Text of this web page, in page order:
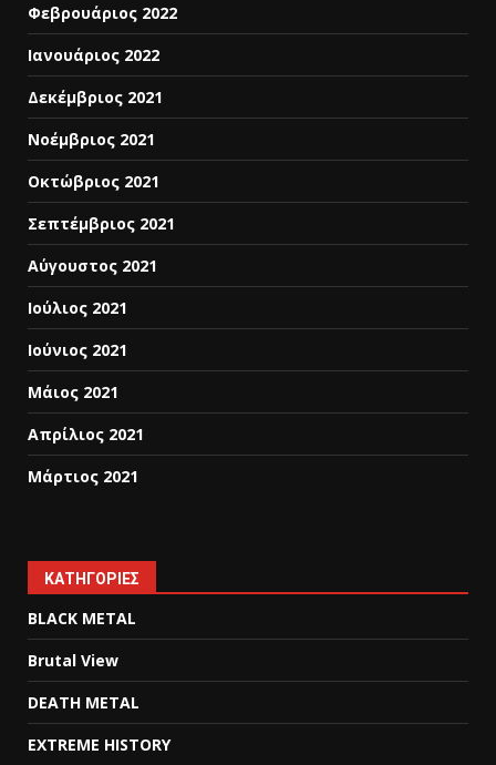
Φεβρουάριος 2022
Ιανουάριος 2022
Δεκέμβριος 2021
Νοέμβριος 2021
Οκτώβριος 2021
Σεπτέμβριος 2021
Αύγουστος 2021
Ιούλιος 2021
Ιούνιος 2021
Μάιος 2021
Απρίλιος 2021
Μάρτιος 2021
KΑΤΗΓΟΡΊΕΣ
BLACK METAL
Brutal View
DEATH METAL
EXTREME HISTORY